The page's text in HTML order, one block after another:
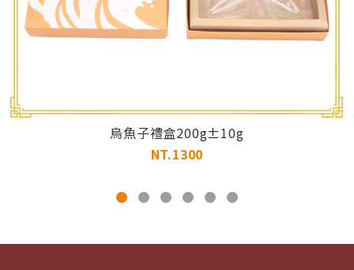
烏魚子禮盒200g±10g
NT.1300